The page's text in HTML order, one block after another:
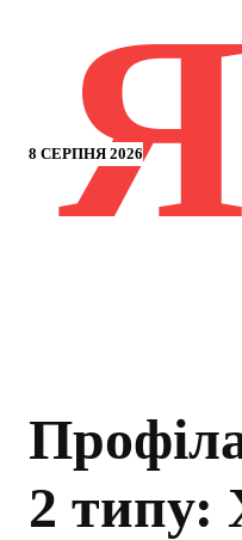
8 СЕРПНЯ 2026
2 типу: